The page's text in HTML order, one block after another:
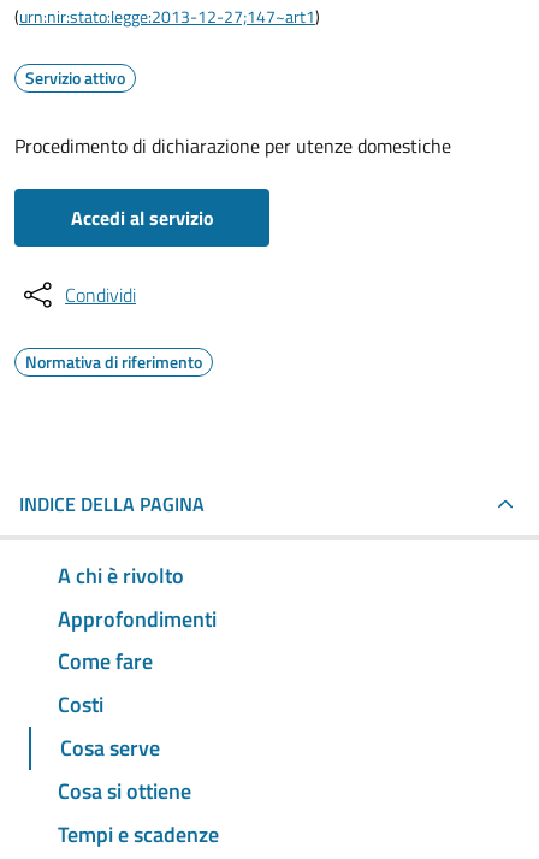
(urn:nir:stato:legge:2013-12-27;147~art1)
Servizio attivo
Procedimento di dichiarazione per utenze domestiche
Accedi al servizio
Condividi
Normativa di riferimento
INDICE DELLA PAGINA
A chi è rivolto
Approfondimenti
Come fare
Costi
Cosa serve
Cosa si ottiene
Tempi e scadenze